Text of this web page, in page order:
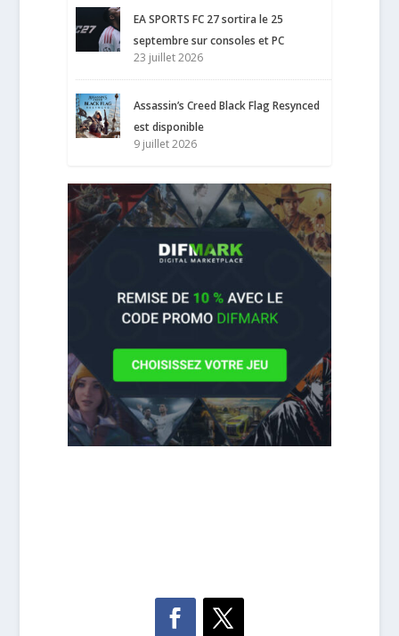
EA SPORTS FC 27 sortira le 25
septembre sur consoles et PC
23 juillet 2026
Assassin’s Creed Black Flag Resynced
est disponible
9 juillet 2026